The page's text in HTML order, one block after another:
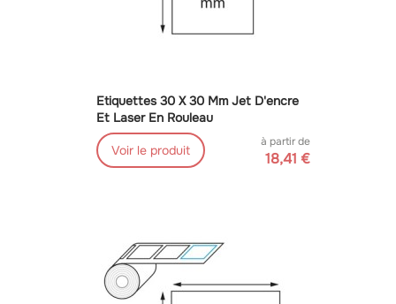
Etiquettes 30 X 30 Mm Jet D'encre
Et Laser En Rouleau
Voir le produit
à partir de
18,41 €